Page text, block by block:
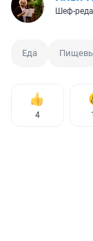
Шеф-
Еда
4